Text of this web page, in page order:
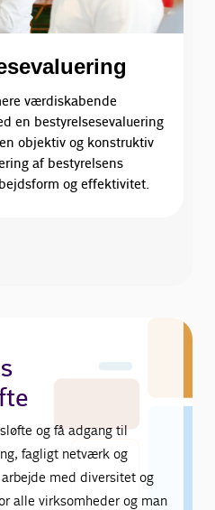
værdiskabende
en bestyrelsesevaluering
objektiv og konstruktiv
af bestyrelsens
og effektivitet.
og få adgang til
fagligt netværk og
med diversitet og
alle virksomheder og man